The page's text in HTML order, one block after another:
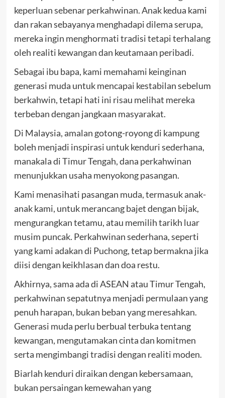
keperluan sebenar perkahwinan. Anak kedua kami
dan rakan sebayanya menghadapi dilema serupa,
mereka ingin menghormati tradisi tetapi terhalang
oleh realiti kewangan dan keutamaan peribadi.
Sebagai ibu bapa, kami memahami keinginan
generasi muda untuk mencapai kestabilan sebelum
berkahwin, tetapi hati ini risau melihat mereka
terbeban dengan jangkaan masyarakat.
Di Malaysia, amalan gotong-royong di kampung
boleh menjadi inspirasi untuk kenduri sederhana,
manakala di Timur Tengah, dana perkahwinan
menunjukkan usaha menyokong pasangan.
Kami menasihati pasangan muda, termasuk anak-
anak kami, untuk merancang bajet dengan bijak,
mengurangkan tetamu, atau memilih tarikh luar
musim puncak. Perkahwinan sederhana, seperti
yang kami adakan di Puchong, tetap bermakna jika
diisi dengan keikhlasan dan doa restu.
Akhirnya, sama ada di ASEAN atau Timur Tengah,
perkahwinan sepatutnya menjadi permulaan yang
penuh harapan, bukan beban yang meresahkan.
Generasi muda perlu berbual terbuka tentang
kewangan, mengutamakan cinta dan komitmen
serta mengimbangi tradisi dengan realiti moden.
Biarlah kenduri diraikan dengan kebersamaan,
bukan persaingan kemewahan yang